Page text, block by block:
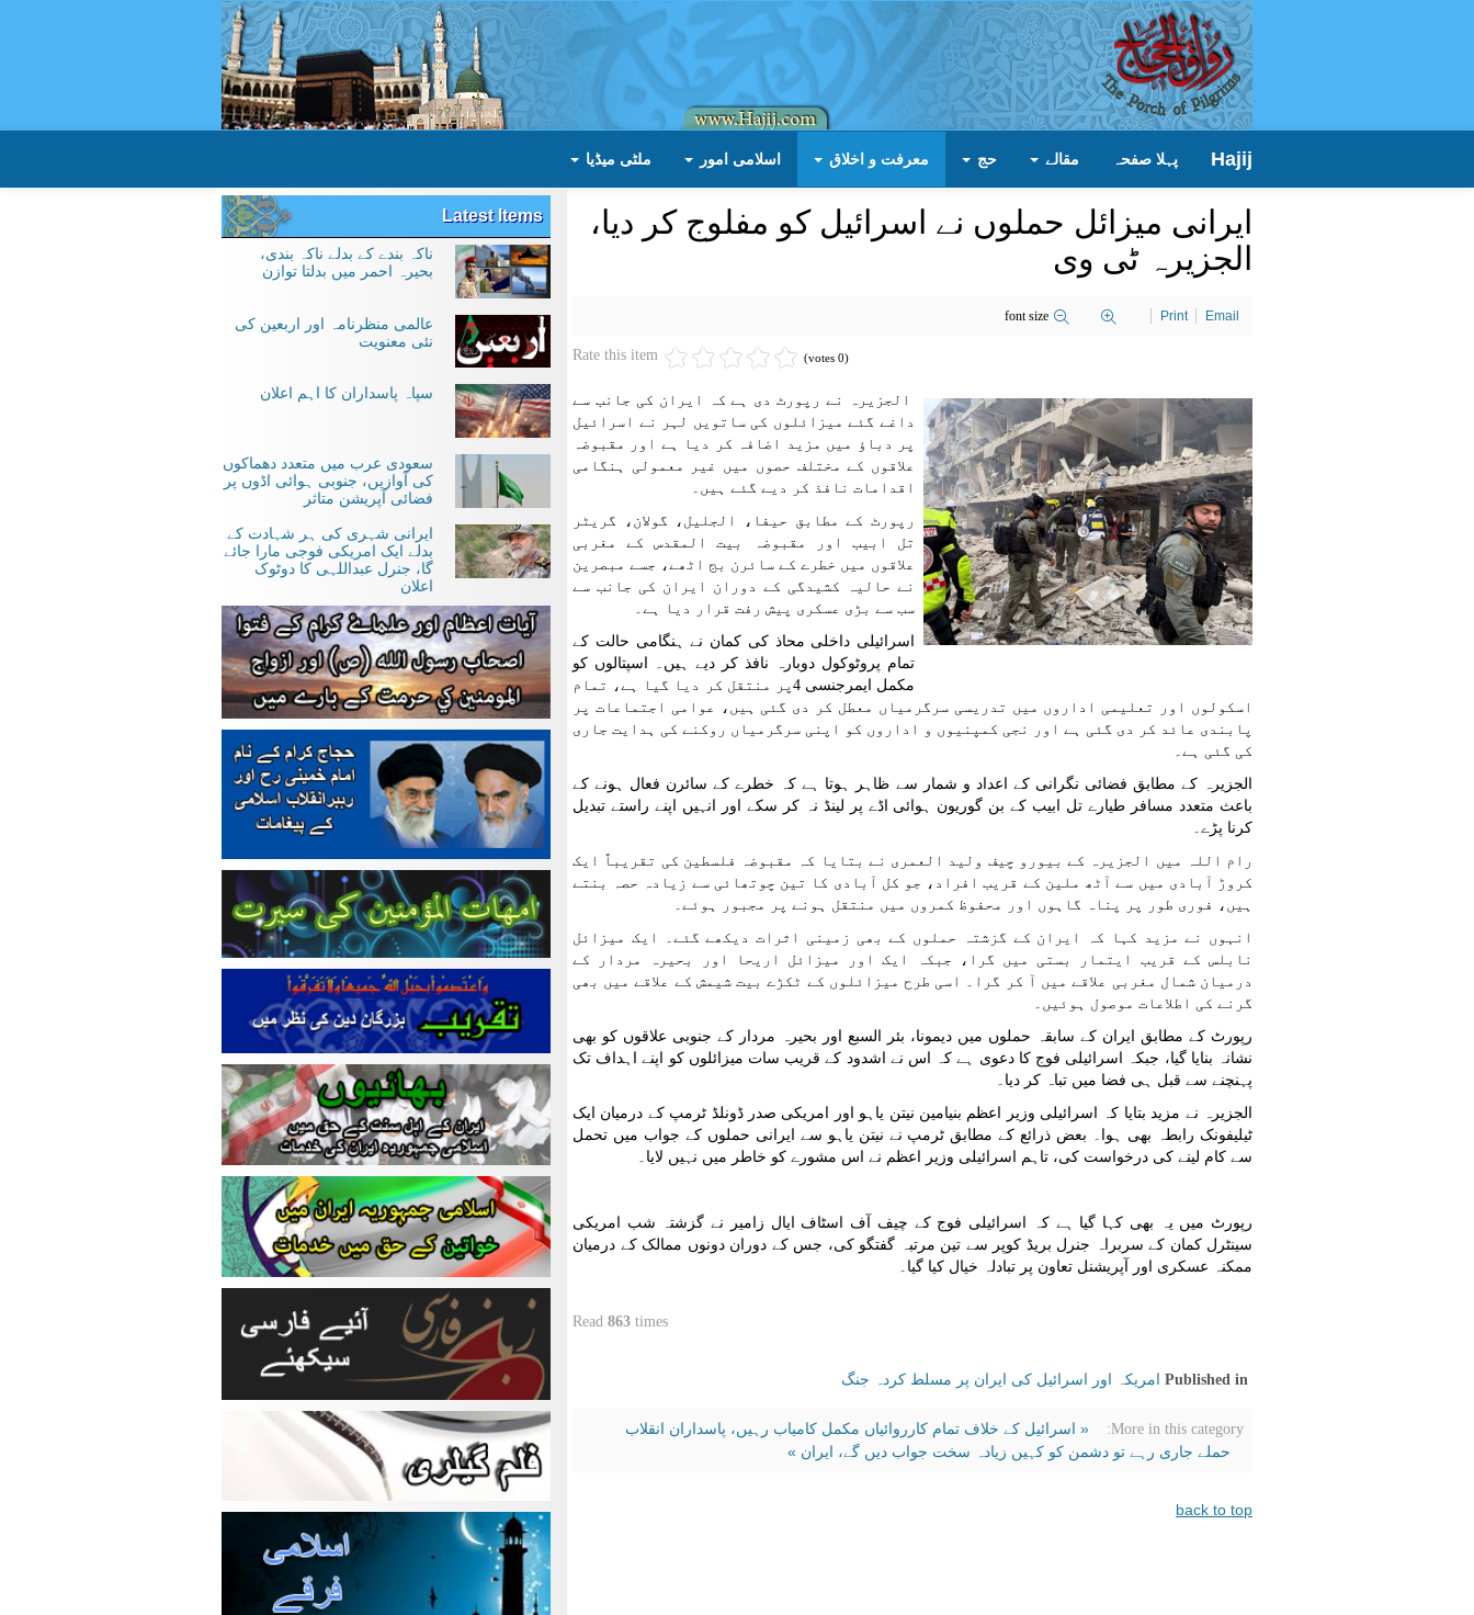
Hajij پہلا صفحہ مقالے حج معرفت و اخلاق اسلامی امور ملٹی میڈیا
ایرانی میزائل حملوں نے اسرائیل کو مفلوج کر دیا،
الجزیرہ ٹی وی
font size Print Email
Rate this item (0 votes)
الجزیرہ نے رپورٹ دی ہے کہ ایران کی جانب سے
داغے گئے میزائلوں کی ساتویں لہر نے اسرائیل
پر دباؤ میں مزید اضافہ کر دیا ہے اور مقبوضہ
علاقوں کے مختلف حصوں میں غیر معمولی ہنگامی
اقدامات نافذ کر دیے گئے ہیں۔
رپورٹ کے مطابق حیفا، الجلیل، گولان، گریٹر
تل ابیب اور مقبوضہ بیت المقدس کے مغربی
علاقوں میں خطرے کے سائرن بج اٹھے، جسے مبصرین
نے حالیہ کشیدگی کے دوران ایران کی جانب سے
سب سے بڑی عسکری پیش رفت قرار دیا ہے۔
اسرائیلی داخلی محاذ کی کمان نے ہنگامی حالت کے
تمام پروٹوکول دوبارہ نافذ کر دیے ہیں۔ اسپتالوں کو
مکمل ایمرجنسی 4پر منتقل کر دیا گیا ہے، تمام
اسکولوں اور تعلیمی اداروں میں تدریسی سرگرمیاں معطل کر دی گئی ہیں، عوامی اجتماعات پر
پابندی عائد کر دی گئی ہے اور نجی کمپنیوں و اداروں کو اپنی سرگرمیاں روکنے کی ہدایت جاری
کی گئی ہے۔
الجزیرہ کے مطابق فضائی نگرانی کے اعداد و شمار سے ظاہر ہوتا ہے کہ خطرے کے سائرن فعال ہونے کے
باعث متعدد مسافر طیارے تل ابیب کے بن گوریون ہوائی اڈے پر لینڈ نہ کر سکے اور انہیں اپنے راستے تبدیل
کرنا پڑے۔
رام اللہ میں الجزیرہ کے بیورو چیف ولید العمری نے بتایا کہ مقبوضہ فلسطین کی تقریباً ایک
کروڑ آبادی میں سے آٹھ ملین کے قریب افراد، جو کل آبادی کا تین چوتھائی سے زیادہ حصہ بنتے
ہیں، فوری طور پر پناہ گاہوں اور محفوظ کمروں میں منتقل ہونے پر مجبور ہوئے۔
انہوں نے مزید کہا کہ ایران کے گزشتہ حملوں کے بھی زمینی اثرات دیکھے گئے۔ ایک میزائل
نابلس کے قریب ایتمار بستی میں گرا، جبکہ ایک اور میزائل اریحا اور بحیرہ مردار کے
درمیان شمال مغربی علاقے میں آ کر گرا۔ اسی طرح میزائلوں کے ٹکڑے بیت شیمش کے علاقے میں بھی
گرنے کی اطلاعات موصول ہوئیں۔
رپورٹ کے مطابق ایران کے سابقہ حملوں میں دیمونا، بئر السبع اور بحیرہ مردار کے جنوبی علاقوں کو بھی
نشانہ بنایا گیا، جبکہ اسرائیلی فوج کا دعوی ہے کہ اس نے اشدود کے قریب سات میزائلوں کو اپنے اہداف تک
پہنچنے سے قبل ہی فضا میں تباہ کر دیا۔
الجزیرہ نے مزید بتایا کہ اسرائیلی وزیر اعظم بنیامین نیتن یاہو اور امریکی صدر ڈونلڈ ٹرمپ کے درمیان ایک
ٹیلیفونک رابطہ بھی ہوا۔ بعض ذرائع کے مطابق ٹرمپ نے نیتن یاہو سے ایرانی حملوں کے جواب میں تحمل
سے کام لینے کی درخواست کی، تاہم اسرائیلی وزیر اعظم نے اس مشورے کو خاطر میں نہیں لایا۔
رپورٹ میں یہ بھی کہا گیا ہے کہ اسرائیلی فوج کے چیف آف اسٹاف ایال زامیر نے گزشتہ شب امریکی
سینٹرل کمان کے سربراہ جنرل بریڈ کوپر سے تین مرتبہ گفتگو کی، جس کے دوران دونوں ممالک کے درمیان
ممکنہ عسکری اور آپریشنل تعاون پر تبادلہ خیال کیا گیا۔
Read863 times
Published in امریکہ اور اسرائیل کی ایران پر مسلط کردہ جنگ
More in this category:
« اسرائیل کے خلاف تمام کارروائیاں مکمل کامیاب رہیں، پاسداران انقلاب
حملے جاری رہے تو دشمن کو کہیں زیادہ سخت جواب دیں گے، ایران »
back to top
Latest Items
ناکہ بندے کے بدلے ناکہ بندی،
بحیرہ احمر میں بدلتا توازن
عالمی منظرنامہ اور اربعین کی
نئی معنویت
سپاہ پاسداران کا اہم اعلان
سعودی عرب میں متعدد دھماکوں
کی آوازیں، جنوبی ہوائی اڈوں پر
فضائی آپریشن متاثر
ایرانی شہری کی ہر شہادت کے
بدلے ایک امریکی فوجی مارا جائے
گا، جنرل عبداللہی کا دوٹوک
اعلان